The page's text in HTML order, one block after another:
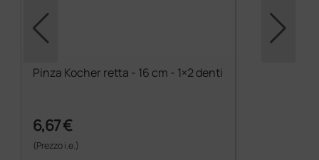
Pinza Kocher retta - 16 cm - 1×2 denti
6,67 €
(Prezzo i.e.)